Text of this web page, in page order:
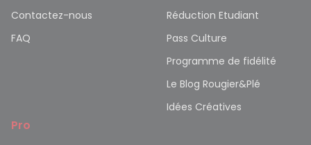
Contactez-nous
FAQ
Réduction Etudiant
Pass Culture
Programme de fidélité
Le Blog Rougier&Plé
Idées Créatives
Pro